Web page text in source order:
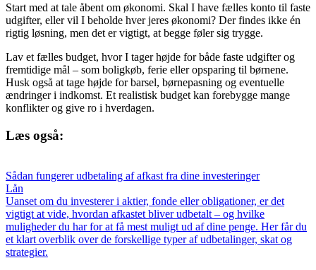
Start med at tale åbent om økonomi. Skal I have fælles konto til faste
udgifter, eller vil I beholde hver jeres økonomi? Der findes ikke én
rigtig løsning, men det er vigtigt, at begge føler sig trygge.
Lav et fælles budget, hvor I tager højde for både faste udgifter og
fremtidige mål – som boligkøb, ferie eller opsparing til børnene.
Husk også at tage højde for barsel, børnepasning og eventuelle
ændringer i indkomst. Et realistisk budget kan forebygge mange
konflikter og give ro i hverdagen.
Læs også:
Sådan fungerer udbetaling af afkast fra dine investeringer
Lån
Uanset om du investerer i aktier, fonde eller obligationer, er det
vigtigt at vide, hvordan afkastet bliver udbetalt – og hvilke
muligheder du har for at få mest muligt ud af dine penge. Her får du
et klart overblik over de forskellige typer af udbetalinger, skat og
strategier.